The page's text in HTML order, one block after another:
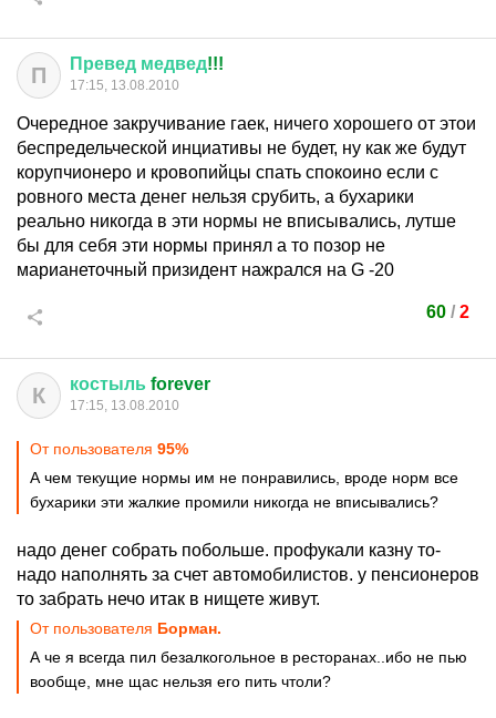
П Превед медвед!!!
17:15, 13.08.2010
Очередное закручивание гаек, ничего хорошего от этои
беспредельческой инциативы не будет, ну как же будут
корупчионеро и кровопийцы спать спокоино если с
ровного места денег нельзя срубить, а бухарики
реально никогда в эти нормы не вписывались, лутше
бы для себя эти нормы принял а то позор не
марианеточный призидент нажрался на G -20
60 / 2
К костыль forever
17:15, 13.08.2010
От пользователя 95%
А чем текущие нормы им не понравились, вроде норм все
бухарики эти жалкие промили никогда не вписывались?
надо денег собрать побольше. профукали казну то-
надо наполнять за счет автомобилистов. у пенсионеров
то забрать нечо итак в нищете живут.
От пользователя Борман.
А че я всегда пил безалкогольное в ресторанах..ибо не пью
вообще, мне щас нельзя его пить чтоли?